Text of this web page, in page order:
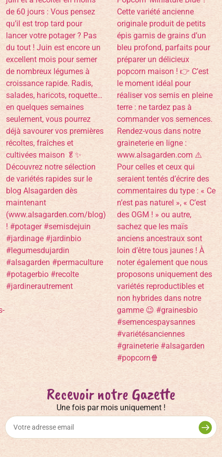
Recevoir notre Gazette
Une fois par mois uniquement !